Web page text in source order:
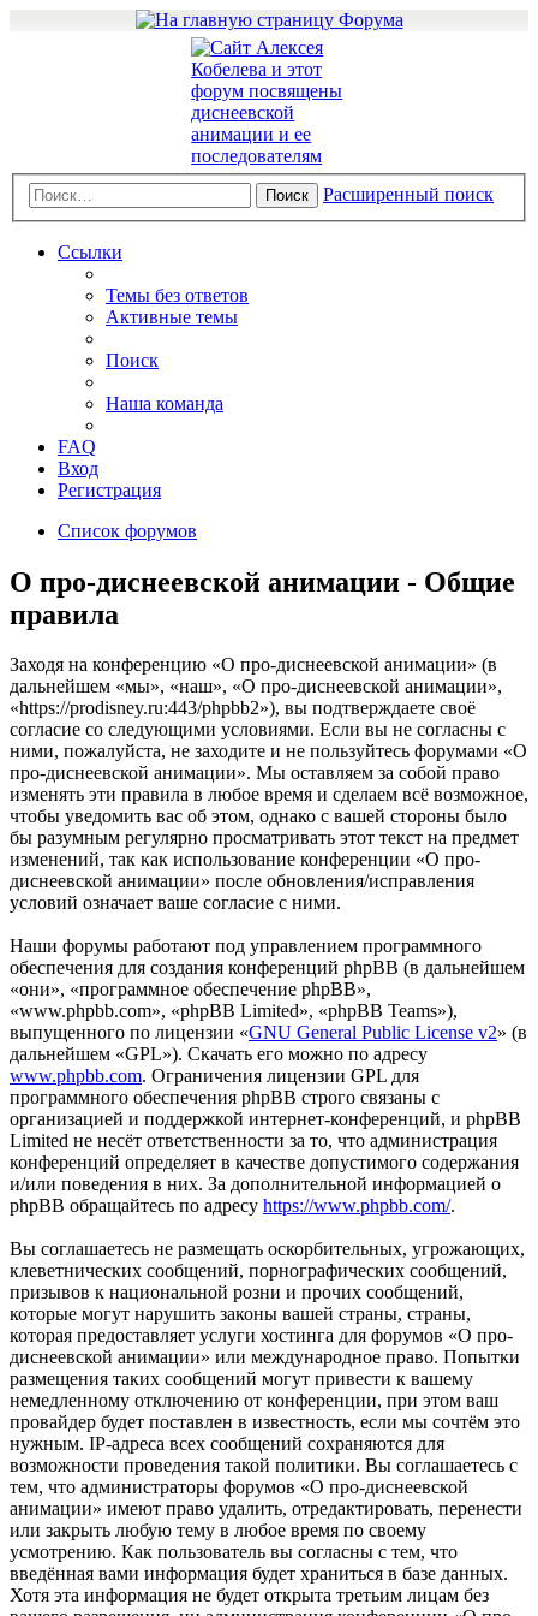
Поиск Расширенный поиск
Ссылки
Темы без ответов
Активные темы
Поиск
Наша команда
FAQ
Вход
Регистрация
Список форумов
О про-диснеевской анимации - Общие
правила
Заходя на конференцию «О про-диснеевской анимации» (в
дальнейшем «мы», «наш», «О про-диснеевской анимации»,
«https://prodisney.ru:443/phpbb2»), вы подтверждаете своё
согласие со следующими условиями. Если вы не согласны с
ними, пожалуйста, не заходите и не пользуйтесь форумами «О
про-диснеевской анимации». Мы оставляем за собой право
изменять эти правила в любое время и сделаем всё возможное,
чтобы уведомить вас об этом, однако с вашей стороны было
бы разумным регулярно просматривать этот текст на предмет
изменений, так как использование конференции «О про-
диснеевской анимации» после обновления/исправления
условий означает ваше согласие с ними.
Наши форумы работают под управлением программного
обеспечения для создания конференций phpBB (в дальнейшем
«они», «программное обеспечение phpBB»,
«www.phpbb.com», «phpBB Limited», «phpBB Teams»),
выпущенного по лицензии «GNU General Public License v2» (в
дальнейшем «GPL»). Скачать его можно по адресу
www.phpbb.com. Ограничения лицензии GPL для
программного обеспечения phpBB строго связаны с
организацией и поддержкой интернет-конференций, и phpBB
Limited не несёт ответственности за то, что администрация
конференций определяет в качестве допустимого содержания
и/или поведения в них. За дополнительной информацией о
phpBB обращайтесь по адресу https://www.phpbb.com/.
Вы соглашаетесь не размещать оскорбительных, угрожающих,
клеветнических сообщений, порнографических сообщений,
призывов к национальной розни и прочих сообщений,
которые могут нарушить законы вашей страны, страны,
которая предоставляет услуги хостинга для форумов «О про-
диснеевской анимации» или международное право. Попытки
размещения таких сообщений могут привести к вашему
немедленному отключению от конференции, при этом ваш
провайдер будет поставлен в известность, если мы сочтём это
нужным. IP-адреса всех сообщений сохраняются для
возможности проведения такой политики. Вы соглашаетесь с
тем, что администраторы форумов «О про-диснеевской
анимации» имеют право удалить, отредактировать, перенести
или закрыть любую тему в любое время по своему
усмотрению. Как пользователь вы согласны с тем, что
введённая вами информация будет храниться в базе данных.
Хотя эта информация не будет открыта третьим лицам без